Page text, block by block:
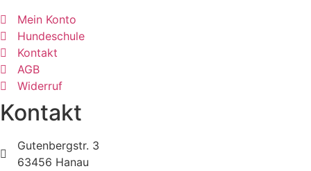
Mein Konto
Hundeschule
Kontakt
AGB
Widerruf
Kontakt
Gutenbergstr. 3
63456 Hanau